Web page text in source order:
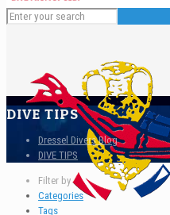
DIVE TIPS
Dressel Divers Blog
DIVE TIPS
Filter by
Categories
Tags